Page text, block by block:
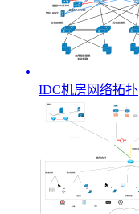
IDC机房网络拓扑